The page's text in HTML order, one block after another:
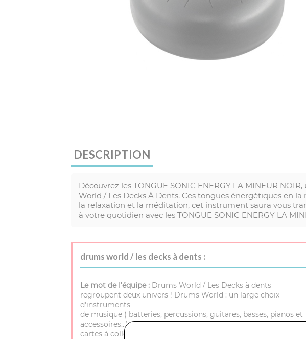
DESCRIPTION
Découvrez les TONGUE SONIC ENERGY LA MINEUR
World / Les Decks À Dents. Ces tongues énergétiques en
la relaxation et la méditation, cet instrument saura vous
à votre quotidien avec les TONGUE SONIC ENERGY LA
drums world / les decks à dents :
Le mot de l’équipe : Drums World / Les Decks à dents
regroupent deux univers ! Drums World : un large choix
d'instruments
de musique ( batteries, percussions, guitares, basses, pianos et
accessoires…) et Les Decks à Dents : spécialiste jeux de plateau
cartes à collectionner.